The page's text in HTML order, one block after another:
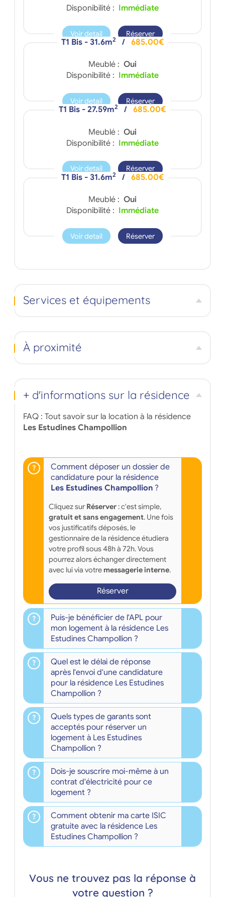
Disponibilité : Immédiate
Voir detail Réserver
T1 Bis - 31.6m2 / 685.00€
Meublé : Oui
Disponibilité : Immédiate
Voir detail Réserver
T1 Bis - 27.59m2 / 685.00€
Meublé : Oui
Disponibilité : Immédiate
Voir detail Réserver
T1 Bis - 31.6m2 / 685.00€
Meublé : Oui
Disponibilité : Immédiate
Voir detail Réserver
Services et équipements
À proximité
+ d'informations sur la résidence
FAQ : Tout savoir sur la location à la résidence
Les Estudines Champollion
Comment déposer un dossier de
candidature pour la résidence
Les Estudines Champollion?
Cliquez sur Réserver: c'est simple,
gratuit et sans engagement. Une fois
vos justificatifs déposés, le
gestionnaire de la résidence étudiera
votre profil sous 48h à 72h. Vous
pourrez alors échanger directement
avec lui via votre messagerie interne.
Réserver
Puis-je bénéficier de l'APL pour
mon logement à la résidence Les
Estudines Champollion ?
Quel est le délai de réponse
après l'envoi d'une candidature
pour la résidence Les Estudines
Champollion ?
Quels types de garants sont
acceptés pour réserver un
logement à Les Estudines
Champollion ?
Dois-je souscrire moi-même à un
contrat d'électricité pour ce
logement ?
Comment obtenir ma carte ISIC
gratuite avec la résidence Les
Estudines Champollion ?
Vous ne trouvez pas la réponse à
votre question ?